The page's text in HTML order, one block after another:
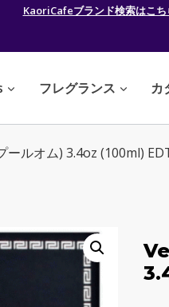
KaoriCafeブランド検索はこち
フレグランス カ
ルオム) 3.4oz (100ml)